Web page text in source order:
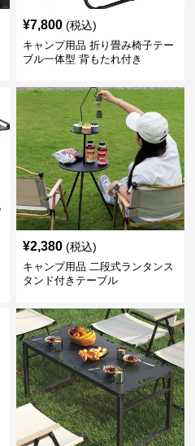
¥7,800 (税込)
キャンプ用品 折り畳み椅子テー
ブル一体型 背もたれ付き
¥2,380 (税込)
キャンプ用品 二段式ランタンス
タンド付きテーブル